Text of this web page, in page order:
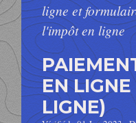
ligne et
l'impôt en ligne
EN
LIGNE)